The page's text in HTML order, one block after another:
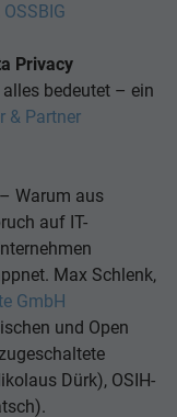
OSSBIG
Privacy
bedeutet – ein
& Partner
– Warum aus
auf IT-
Max Schlenk,
GmbH
und Open
Dürk), OSIH-